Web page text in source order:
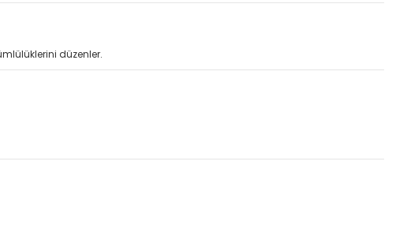
düzenler.